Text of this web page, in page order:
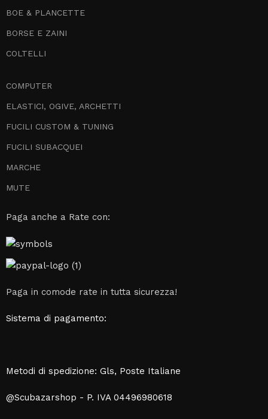
BOE & PLANCETTE
BORSE E ZAINI
COLTELLI
COMPUTER
ELASTICI, OGIVE, ARCHETTI
FUCILI CUSTOM & TUNING
FUCILI SUBACQUEI
MARCHE
MUTE
Paga anche a Rate con:
Paga in comode rate in tutta sicurezza!
Sistema di pagamento:
Metodi di spedizione: Gls, Poste Italiane
@Scubazarshop - P. IVA 04496980618